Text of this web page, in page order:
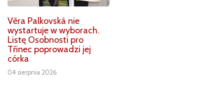
Věra Palkovská nie
wystartuje w wyborach.
Listę Osobnosti pro
Třinec poprowadzi jej
córka
04 sierpnia 2026